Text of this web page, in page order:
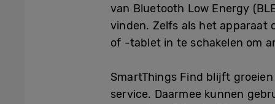
van Bluetooth Low Energy
vinden. Zelfs als het apparaat
of -tablet in te schakelen om
SmartThings Find blijft
service. Daarmee kunnen